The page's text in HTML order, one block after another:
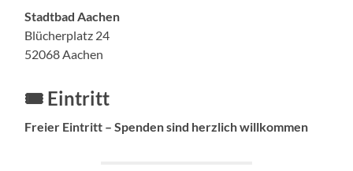
Stadtbad Aachen
Blücherplatz 24
52068 Aachen
🎟️ Eintritt
Freier Eintritt – Spenden sind herzlich willkommen